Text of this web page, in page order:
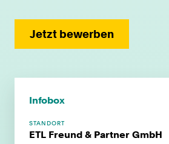
Jetzt bewerben
Infobox
STANDORT
ETL Freund & Partner GmbH